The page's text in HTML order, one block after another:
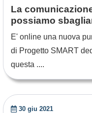
La
possiamo
E' online una nuova
di Progetto SMART
questa ....
30 giu 2021